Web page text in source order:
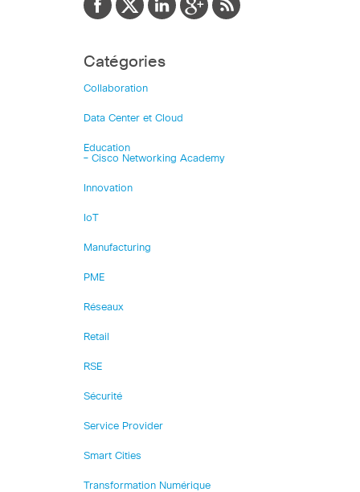
Catégories
Collaboration
Data Center et Cloud
Education
– Cisco Networking Academy
Innovation
IoT
Manufacturing
PME
Réseaux
Retail
RSE
Sécurité
Service Provider
Smart Cities
Transformation Numérique